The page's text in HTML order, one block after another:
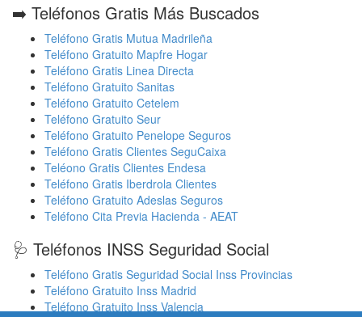
➡️ Teléfonos Gratis Más Buscados
Teléfono Gratis Mutua Madrileña
Teléfono Gratuito Mapfre Hogar
Teléfono Gratis Linea Directa
Teléfono Gratuito Sanitas
Teléfono Gratuito Cetelem
Teléfono Gratuito Seur
Teléfono Gratuito Penelope Seguros
Teléfono Gratis Clientes SeguCaixa
Teléono Gratis Clientes Endesa
Teléfono Gratis Iberdrola Clientes
Teléfono Gratuito Adeslas Seguros
Teléfono Cita Previa Hacienda - AEAT
🩺 Teléfonos INSS Seguridad Social
Teléfono Gratis Seguridad Social Inss Provincias
Teléfono Gratuito Inss Madrid
Teléfono Gratuito Inss Valencia